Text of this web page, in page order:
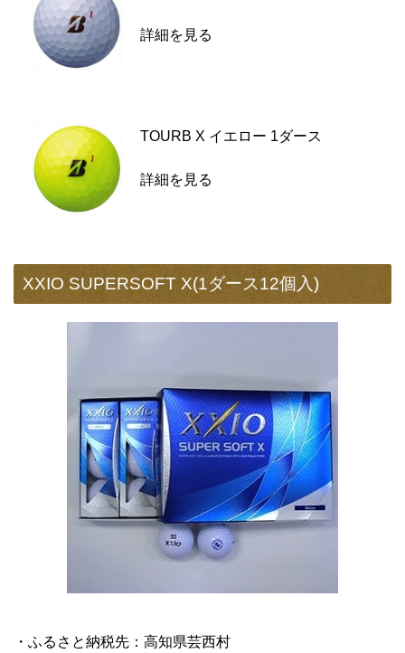
詳細を見る
TOURB X イエロー 1ダース
詳細を見る
XXIO SUPERSOFT X(1ダース12個入)
・ふるさと納税先：高知県芸西村